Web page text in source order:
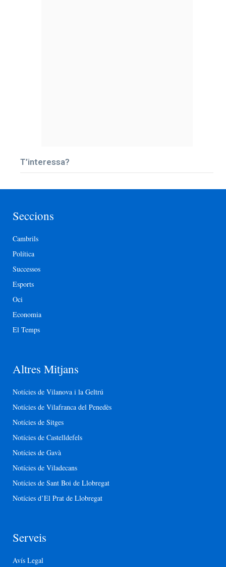
T’interessa?
Seccions
Cambrils
Política
Successos
Esports
Oci
Economia
El Temps
Altres Mitjans
Notícies de Vilanova i la Geltrú
Notícies de Vilafranca del Penedès
Notícies de Sitges
Notícies de Castelldefels
Notícies de Gavà
Notícies de Viladecans
Notícies de Sant Boi de Llobregat
Notícies d’El Prat de Llobregat
Serveis
Avís Legal